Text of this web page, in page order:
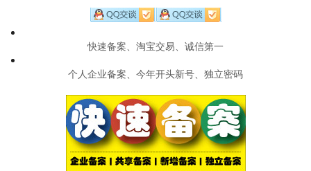
快速备案、淘宝交易、诚信第一
个人企业备案、今年开头新号、独立密码